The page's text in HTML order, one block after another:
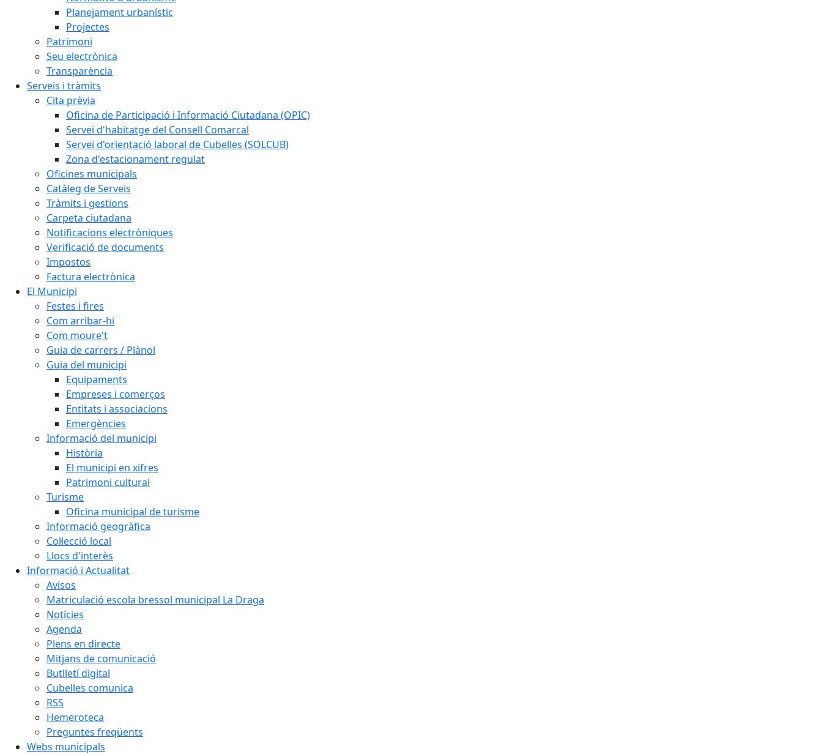
Planejament urbanístic
Projectes
Patrimoni
Seu electrònica
Transparència
Serveis i tràmits
Cita prèvia
Oficina de Participació i Informació Ciutadana (OPIC)
Servei d'habitatge del Consell Comarcal
Servei d'orientació laboral de Cubelles (SOLCUB)
Zona d'estacionament regulat
Oficines municipals
Catàleg de Serveis
Tràmits i gestions
Carpeta ciutadana
Notificacions electròniques
Verificació de documents
Impostos
Factura electrònica
El Municipi
Festes i fires
Com arribar-hi
Com moure't
Guia de carrers / Plànol
Guia del municipi
Equipaments
Empreses i comerços
Entitats i associacions
Emergències
Informació del municipi
Història
El municipi en xifres
Patrimoni cultural
Turisme
Oficina municipal de turisme
Informació geogràfica
Col·lecció local
Llocs d'interès
Informació i Actualitat
Avisos
Matriculació escola bressol municipal La Draga
Notícies
Agenda
Plens en directe
Mitjans de comunicació
Butlletí digital
Cubelles comunica
RSS
Hemeroteca
Preguntes freqüents
Webs municipals